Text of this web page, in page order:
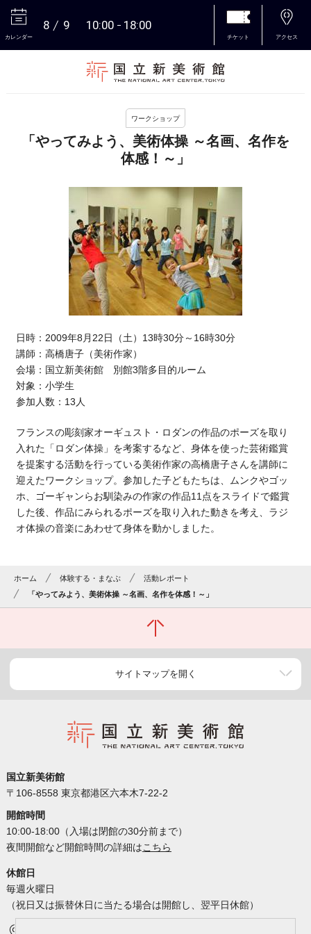
カレンダー
8 9 10:00 18:00
チケット アクセス
ワークショップ
「やってみよう、美術体操 ～名画、名作を
体感！～」
日時：2009年8月22日（土）13時30分～16時30分
講師：高橋唐子（美術作家）
会場：国立新美術館 別館3階多目的ルーム
対象：小学生
参加人数：13人
フランスの彫刻家オーギュスト・ロダンの作品のポーズを取り
入れた「ロダン体操」を考案するなど、身体を使った芸術鑑賞
を提案する活動を行っている美術作家の高橋唐子さんを講師に
迎えたワークショップ。参加した子どもたちは、ムンクやゴッ
ホ、ゴーギャンらお馴染みの作家の作品11点をスライドで鑑賞
した後、作品にみられるポーズを取り入れた動きを考え、ラジ
オ体操の音楽にあわせて身体を動かしました。
ホーム 体験する・まなぶ
活動レポート
「やってみよう、美術体操 ～名画、名作を体感！～」
サイトマップを開く
国立新美術館
〒106-8558 東京都港区六本木7-22-2
開館時間
10:00-18:00（入場は閉館の30分前まで）
夜間開館など開館時間の詳細はこちら
休館日
毎週火曜日
（祝日又は振替休日に当たる場合は開館し、翌平日休館）